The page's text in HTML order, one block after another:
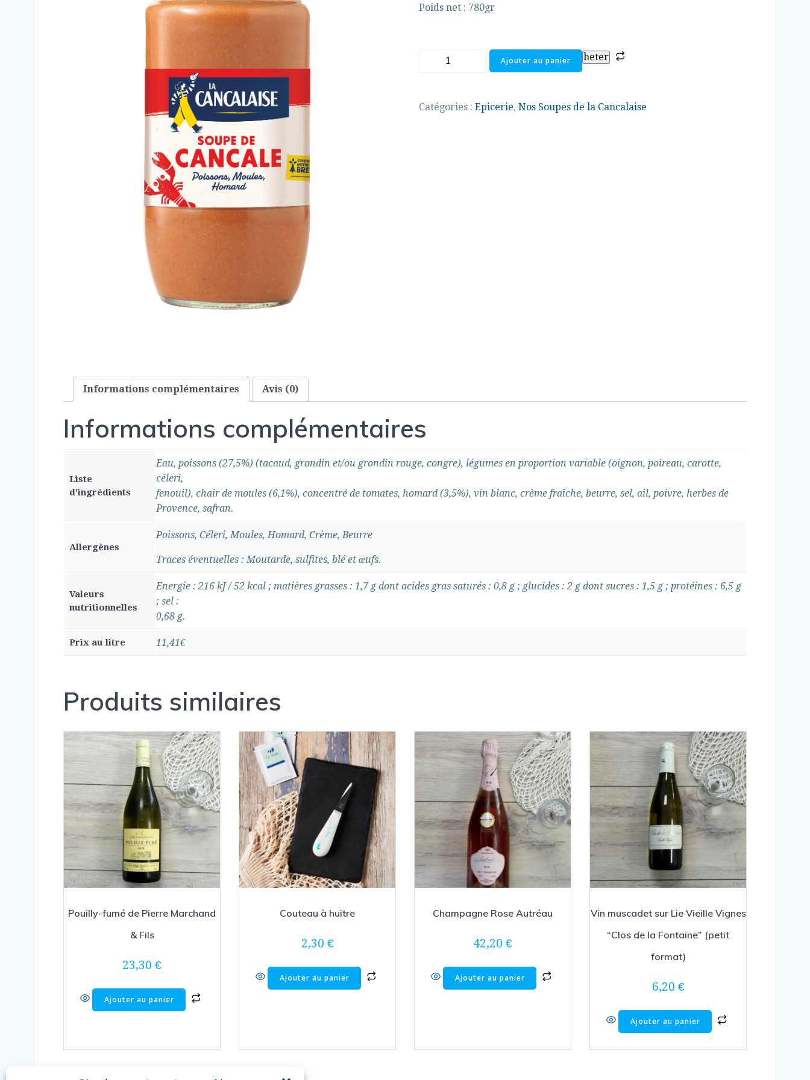
Poids net : 780gr
heter
quantité
Cancale
Ajouter au panier
Catégories : Epicerie, Nos Soupes de la Cancalaise
Informations complémentaires Avis (0)
Informations complémentaires
Liste
d'ingrédients
Eau, poissons (27,5%) (tacaud, grondin et/ou grondin rouge, congre), légumes en proportion variable (oignon, poireau, carotte,
céleri,
fenouil), chair de moules (6,1%), concentré de tomates, homard (3,5%), vin blanc, crème fraîche, beurre, sel, ail, poivre, herbes de
Provence, safran.
Allergènes
Poissons, Céleri, Moules, Homard, Crème, Beurre
Traces éventuelles : Moutarde, sulfites, blé et œufs.
Valeurs
nutritionnelles
Energie : 216 kJ / 52 kcal ; matières grasses : 1,7 g dont acides gras saturés : 0,8 g ; glucides : 2 g dont sucres : 1,5 g ; protéines : 6,5 g
; sel :
0,68 g.
Prix au litre 11,41€
Produits similaires
Pouilly-fumé de Pierre Marchand
& Fils
23,30 €
Ajouter au panier
Couteau à huitre
2,30 €
Ajouter au panier
Champagne Rose Autréau
42,20 €
Ajouter au panier
Vin muscadet sur Lie Vieille Vignes
“Clos de la Fontaine” (petit
format)
6,20 €
Ajouter au panier